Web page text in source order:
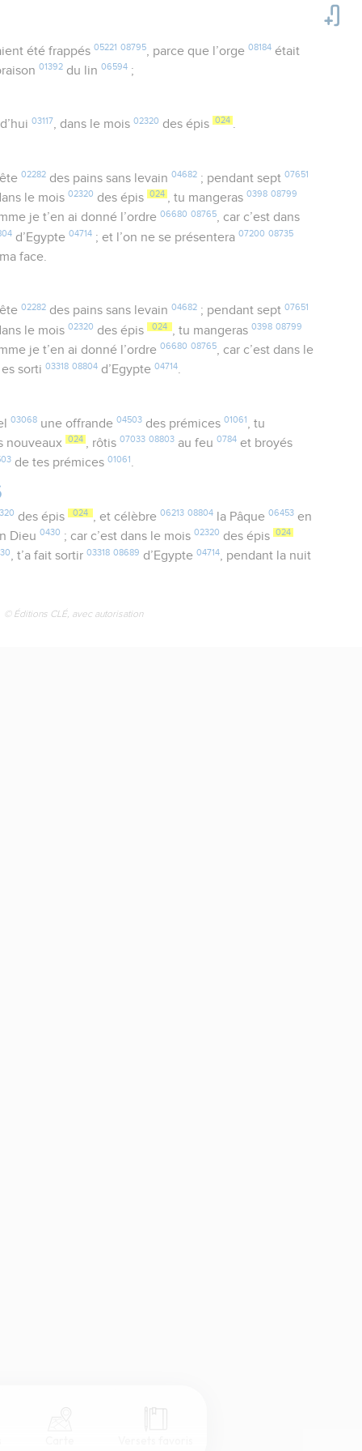
été frappés 05221 08795, parce que l’orge 08184était
01392 du lin06594 ;
03117, dans le mois 02320 des épis 024 .
02282des pains sans levain 04682; pendant sept 07651
le mois02320 des épis 024 , tu mangeras0398 08799
je t’en ai donné l’ordre06680 08765, car c’est dans
d’Egypte04714 ; et l’on ne se présentera07200 08735
ma face.
02282des pains sans levain 04682; pendant sept 07651
le mois02320 des épis 024 , tu mangeras0398 08799
je t’en ai donné l’ordre06680 08765, car c’est dans le
sorti03318 08804 d’Egypte04714.
03068une offrande 04503des prémices 01061
, tu
nouveaux 024 , rôtis07033 08803 au feu0784 et broyés
de tes prémices01061.
des épis 024 , et célèbre 06213 08804la Pâque 06453en
Dieu0430 ; car c’est dans le mois02320 des épis 024
, t’a fait sortir03318 08689 d’Egypte04714, pendant la nuit
© Éditions CLÉ, avec autorisation